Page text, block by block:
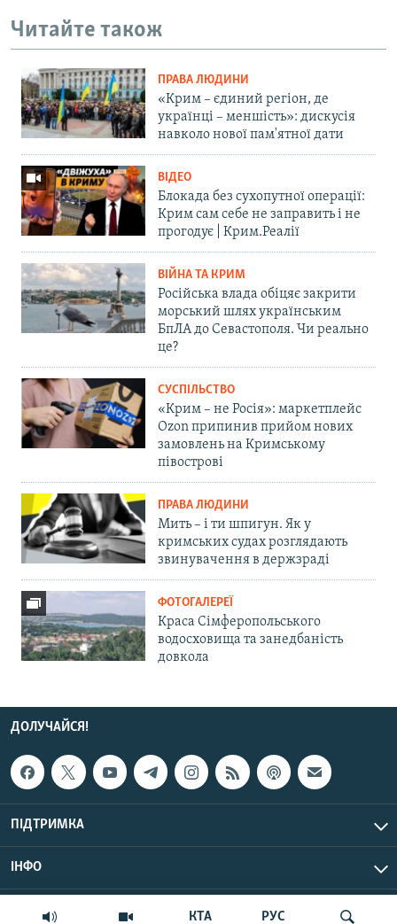
КТА РУС
Читайте також
ПРАВА ЛЮДИНИ
«Крим – єдиний регіон, де
українці – меншість»: дискусія
навколо нової пам'ятної дати
ВІДЕО
Блокада без сухопутної операції:
Крим сам себе не заправить і не
прогодує | Крим.Реалії
ВІЙНА ТА КРИМ
Російська влада обіцяє закрити
морський шлях українським
БпЛА до Севастополя. Чи реально
це?
СУСПІЛЬСТВО
«Крим – не Росія»: маркетплейс
Ozon припинив прийом нових
замовлень на Кримському
півострові
ПРАВА ЛЮДИНИ
Мить – і ти шпигун. Як у
кримських судах розглядають
звинувачення в держзраді
ФОТОГАЛЕРЕЇ
Краса Сімферопольського
водосховища та занедбаність
довкола
ДОЛУЧАЙСЯ!
ПІДТРИМКА
ІНФО
© Крим.Реалії, 2026 | Усі права застережено.